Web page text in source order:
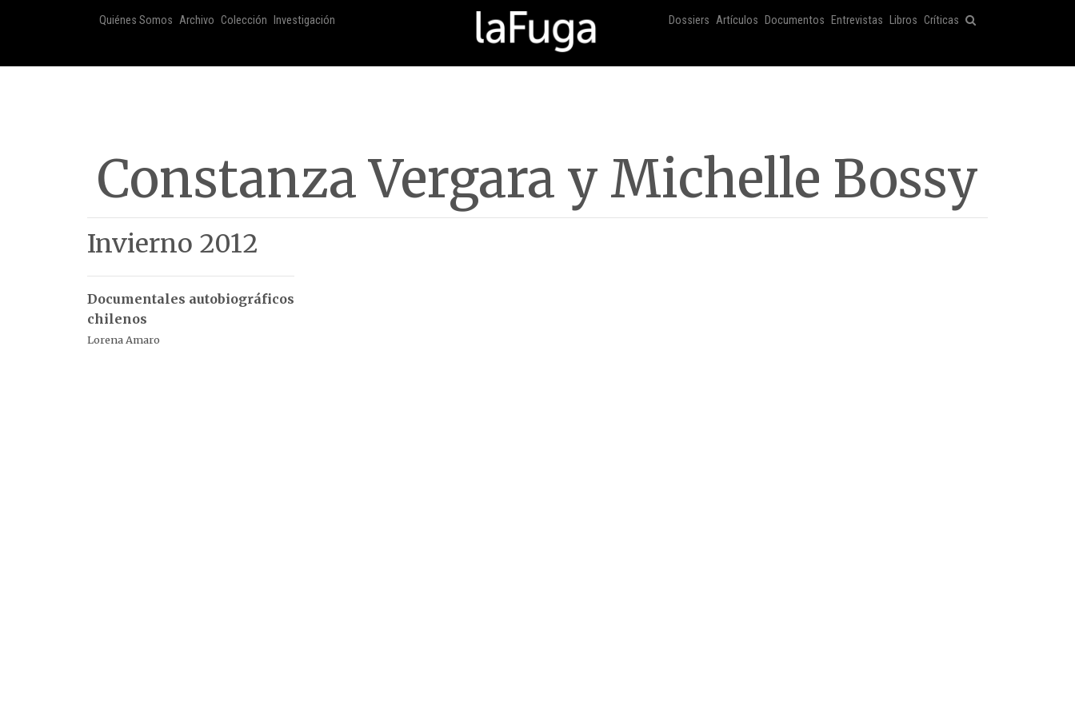
Quiénes Somos Archivo Colección Investigación Dossiers Artículos Documentos Entrevistas Libros Críticas
Constanza Vergara y Michelle Bossy
Invierno 2012
Documentales autobiográficos
chilenos
Lorena Amaro